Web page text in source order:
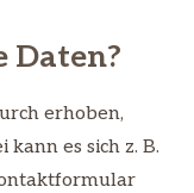
Daten?
erhoben,
es sich z. B.